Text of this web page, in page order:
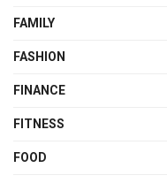
FAMILY
FASHION
FINANCE
FITNESS
FOOD